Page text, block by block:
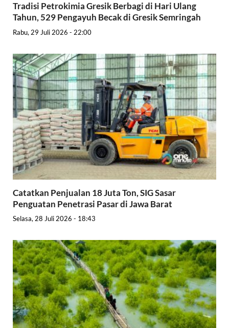
Tradisi Petrokimia Gresik Berbagi di Hari Ulang
Tahun, 529 Pengayuh Becak di Gresik Semringah
Rabu, 29 Juli 2026 - 22:00
Catatkan Penjualan 18 Juta Ton, SIG Sasar
Penguatan Penetrasi Pasar di Jawa Barat
Selasa, 28 Juli 2026 - 18:43